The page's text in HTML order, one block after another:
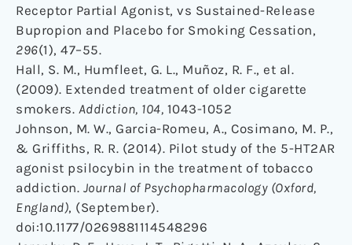
Receptor Partial Agonist, vs Sustained-Release
Bupropion and Placebo for Smoking Cessation,
296(1), 47–55.
Hall, S. M., Humfleet, G. L., Muñoz, R. F., et al.
(2009). Extended treatment of older cigarette
smokers. Addiction, 104, 1043-1052
Johnson, M. W., Garcia-Romeu, A., Cosimano, M. P.,
& Griffiths, R. R. (2014). Pilot study of the 5-HT2AR
agonist psilocybin in the treatment of tobacco
addiction. Journal of Psychopharmacology (Oxford,
England), (September).
doi:10.1177/0269881114548296